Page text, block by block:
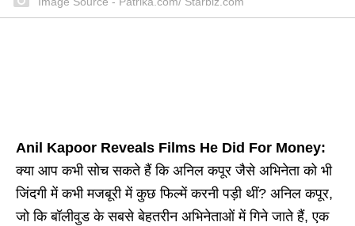
Anil Kapoor Reveals Films He Did For Money:
क्या आप कभी सोच सकते हैं कि अनिल कपूर जैसे अभिनेता को भी
जिंदगी में कभी मजबूरी में कुछ फिल्में करनी पड़ी थीं? अनिल कपूर,
जो कि बॉलीवुड के सबसे बेहतरीन अभिनेताओं में गिने जाते हैं, एक